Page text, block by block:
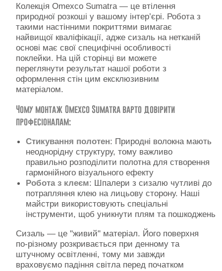
Про нас
Контакти
Колекція Omexco Sumatra — це втілення
природної розкоші у вашому інтер’єрі. Робота з
такими настінними покриттями вимагає
найвищої кваліфікації, адже сизаль на нетканій
основі має свої специфічні особливості
поклейки. На цій сторінці ви можете
переглянути результат нашої роботи з
оформлення стін цим ексклюзивним
матеріалом.
Чому монтаж Omexco Sumatra варто довірити
професіоналам:
Стикування полотен: Природні волокна мають
неоднорідну структуру, тому важливо
правильно розподілити полотна для створення
гармонійного візуального ефекту
Робота з клеєм: Шпалери з сизалю чутливі до
потрапляння клею на лицьову сторону. Наші
майстри використовують спеціальні
інструменти, щоб уникнути плям та пошкоджень
Сизаль — це "живий" матеріал. Його поверхня
по-різному розкривається при денному та
штучному освітленні, тому ми завжди
враховуємо падіння світла перед початком